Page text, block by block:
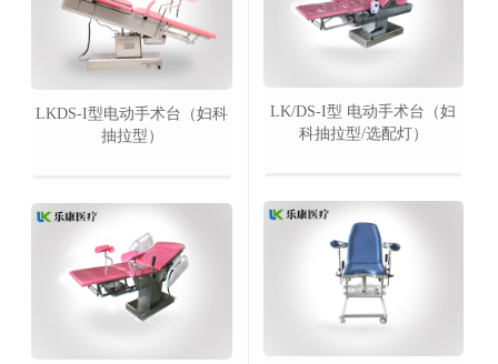
LKDS-I型电动手术台（妇科
抽拉型）
LK/DS-I型 电动手术台（妇
科抽拉型/选配灯）